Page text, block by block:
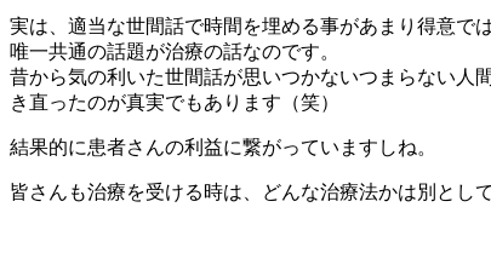
実は、適当な世間話で時間を埋める事があまり得意で
唯一共通の話題が治療の話なのです。
昔から気の利いた世間話が思いつかないつまらない人
き直ったのが真実でもあります（笑）
結果的に患者さんの利益に繋がっていますしね。
皆さんも治療を受ける時は、どんな治療法かは別とし